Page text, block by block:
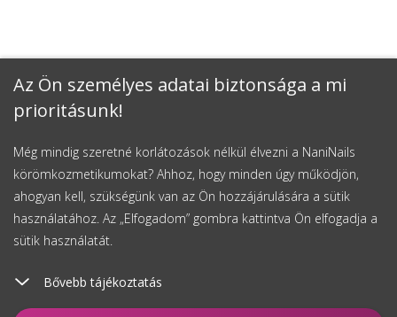
Az Ön személyes adatai biztonsága a mi
prioritásunk!
Még mindig szeretné korlátozások nélkül élvezni a NaniNails
körömkozmetikumokat? Ahhoz, hogy minden úgy működjön,
ahogyan kell, szükségünk van az Ön hozzájárulására a sütik
használatához. Az „Elfogadom” gombra kattintva Ön elfogadja a
sütik használatát.
Bővebb tájékoztatás
Figyelés